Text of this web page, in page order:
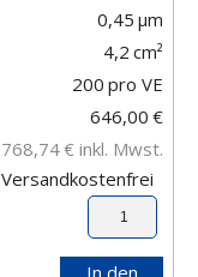
0,45 μm
4,2 cm²
200 pro VE
646,00 €
768,74€ inkl. Mwst.
Versandkostenfrei
In den